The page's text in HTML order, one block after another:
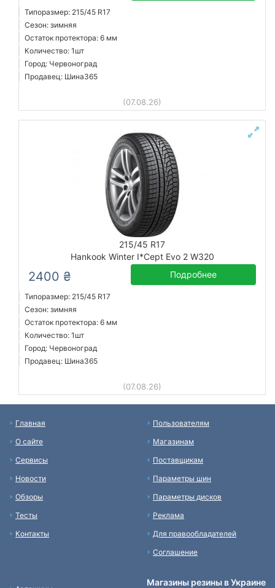
Типоразмер: 215/45 R17
Сезон: зимняя
Остаток протектора: 6 мм
Количество: 1шт
Город: Червоноград
Продавец: Шина365
(07.08.26)
215/45 R17
Hankook Winter I*Cept Evo 2 W320
2400 ₴ Подробнее
Типоразмер: 215/45 R17
Сезон: зимняя
Остаток протектора: 6 мм
Количество: 1шт
Город: Червоноград
Продавец: Шина365
(07.08.26)
Главная
О сайте
Сервисы
Новости
Обзоры
Тесты
Контакты
Пользователям
Магазинам
Поставщикам
Параметры шин
Параметры дисков
Реклама
Для правообладателей
Соглашение
Магазины резины в Украине